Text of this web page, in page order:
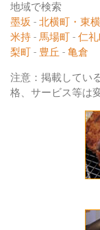
地域で検索
墨坂 - 北横町・東
米持 - 馬場町 - 仁
梨町 - 豊丘 - 亀倉
注意：掲載してい
格、サービス等は